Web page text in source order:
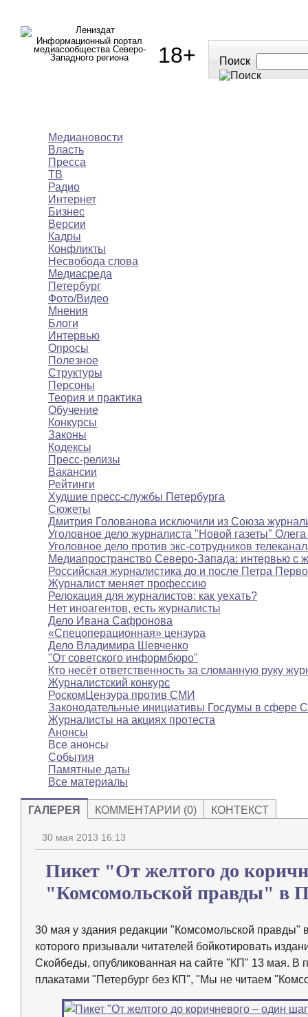
Информационный портал
медиасообщества Северо-
Западного региона
18+ Поиск
Медиановости
Власть
Пресса
ТВ
Радио
Интернет
Бизнес
Версии
Кадры
Конфликты
Несвобода слова
Медиасреда
Петербург
Фото/Видео
Мнения
Блоги
Интервью
Опросы
Полезное
Структуры
Персоны
Теория и практика
Обучение
Конкурсы
Законы
Кодексы
Пресс-релизы
Вакансии
Рейтинги
Худшие пресс-службы Петербурга
Сюжеты
Дмитрия Голованова исключили из Союза
Уголовное дело журналиста "Новой газеты"
Уголовное дело против экс-сотрудников
Медиапространство Северо-Запада: интервью с
Российская журналистика до и после Петра
Журналист меняет профессию
Релокация для журналистов: как уехать?
Нет иноагентов, есть журналисты
Дело Ивана Сафронова
«Спецоперационная» цензура
Дело Владимира Шевченко
"От советского информбюро"
Кто несёт ответственность за сломанную руку
Журналистский конкурс
РоскомЦензура против СМИ
Законодательные инициативы Госдумы в сфере
Журналисты на акциях протеста
Анонсы
Все анонсы
События
Памятные даты
Все материалы
ГАЛЕРЕЯ КОММЕНТАРИИ (0) КОНТЕКСТ
30 мая 2013 16:13
Пикет "От желтого до
"Комсомольской правды" в
30 мая у здания редакции "Комсомольской правды"
которого призывали читателей бойкотировать
Скойбеды, опубликованная на сайте "КП" 13 мая. В
плакатами "Петербург без КП", "Мы не читаем